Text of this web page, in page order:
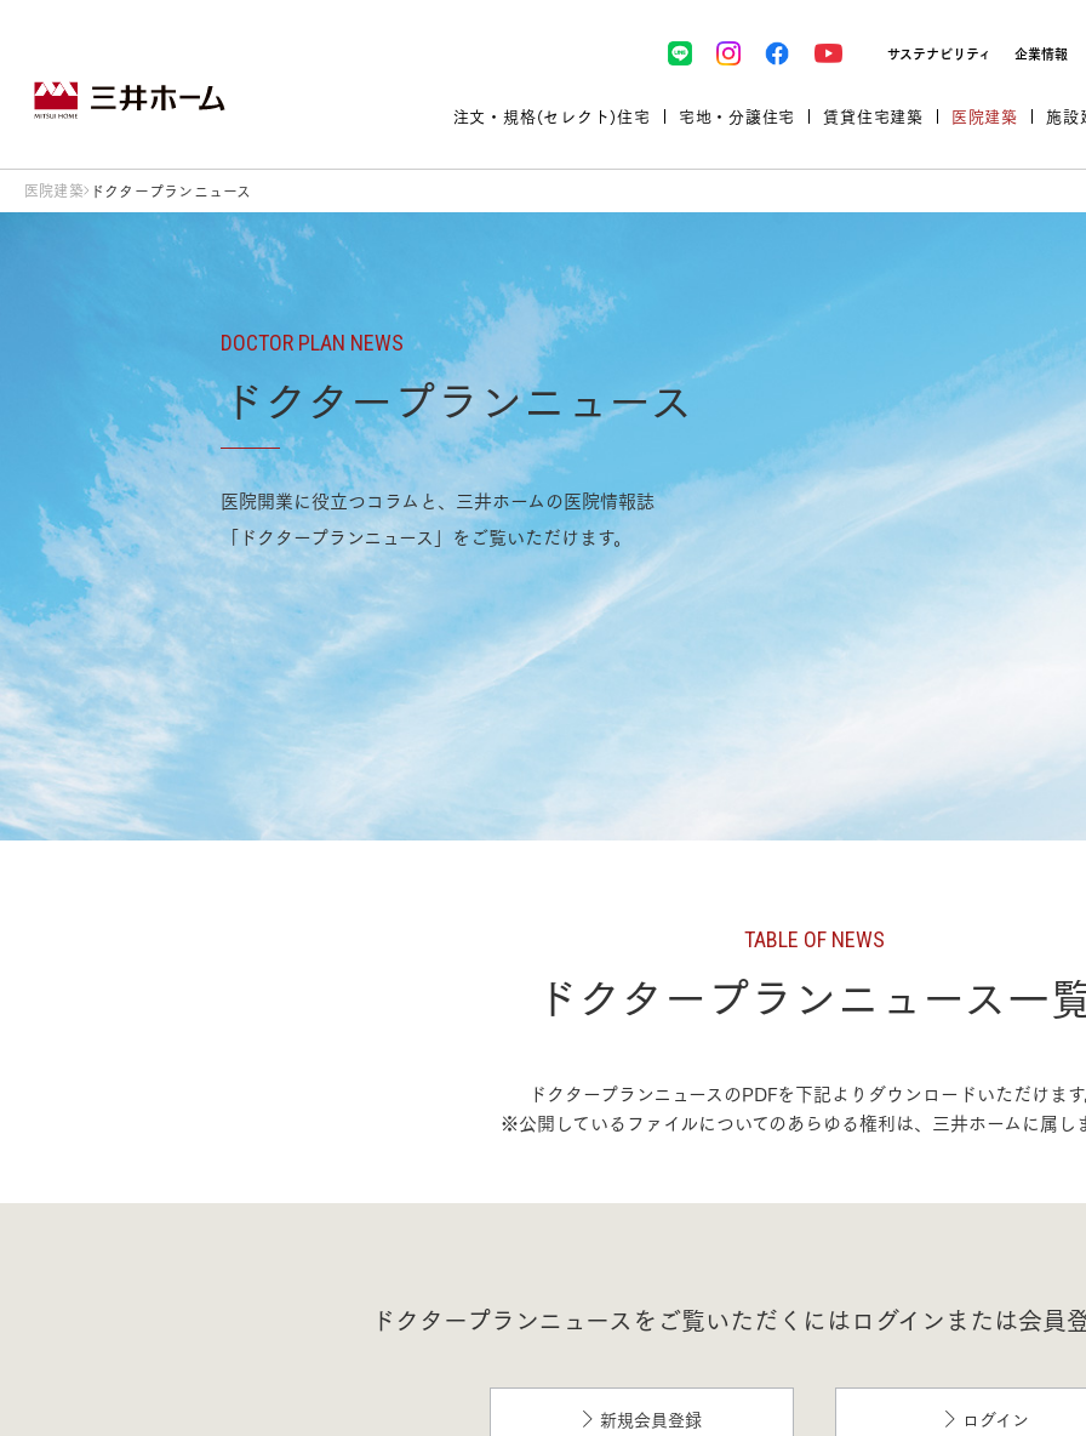
サステナビリティ 企業情報
注文・規格(セレクト)住宅
戸建住宅トップ
あなたの理想の住まいをかたちに
注文住宅｜三井ホームオーダー
プロが厳選した住まいをセレク
全館空調
宅地・分譲住宅
宅地・分譲住宅トップ
宅地/建築条件付宅地
建売/戸建分譲
既存住宅（SumStock）
土地・建物探しをコンサルティン
グ
ランドパートナー
ランドパートナー一覧
モデルハウス紹介 ご相談デスク
賃貸住宅建築
賃貸住宅建築トップ
木造マンションMOCXION
木造賃貸住宅MOCXSTYLE
実例紹介
イベント＆セミナー 企業向け不動産活用（CRE）
カタログ請求 ご相談デスク
医院建築
医院建築トップ
実例紹介
ドクターズ宝箱
ドクターズヴォイス
ドクタープランニュース
セミナー・相談会情報
セミナー・内覧会レポート
開業のための物件情報
診療圏調査依頼
カタログ請求 ご相談デスク
施設
施設建築トップ
実例紹介
選ばれる理由
福祉・介護施設実例
文教・保育施設実例
商業施設実例
社宅・寮・事務所実例
都市建築実例
企業向け不動産活用（CRE）
カタログ請求
木材・建材トップ
事業本部案内
事業内容
建築実例
取扱商品
リフォームトップ
リフォームメニュー 万全のサポート リフォーム実例
リフォーム事業所一覧 カタログ請求
医院建築 ドクタープランニュース
DOCTOR PLAN NEWS
ドクタープランニュース
医院開業に役立つコラムと、 三井ホームの医院情報誌
「ドクタープランニュース」をご覧いただけます。
TABLE OF NEWS
ドクタープランニュース一
ドクタープランニュースのPDFを下記よりダウンロードいただけま
※公開しているファイルについてのあらゆる権利は、三井ホームに属し
ドクタープランニュースをご覧いただくにはログインまたは会員
新規会員登録 ログイン